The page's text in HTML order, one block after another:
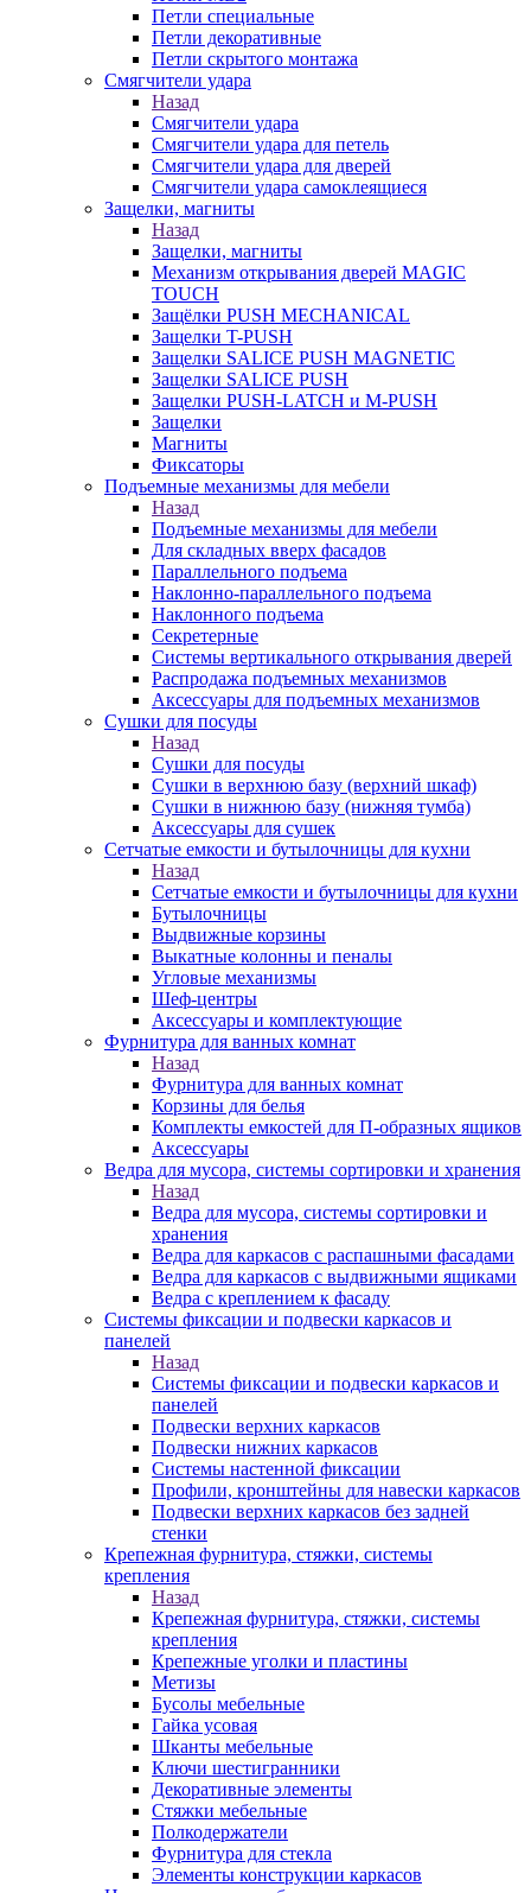
Петли специальные
Петли декоративные
Петли скрытого монтажа
Смягчители удара
Назад
Смягчители удара
Смягчители удара для петель
Смягчители удара для дверей
Cмягчители удара самоклеящиеся
Защелки, магниты
Назад
Защелки, магниты
Механизм открывания дверей MAGIC
TOUCH
Защёлки PUSH MECHANICAL
Защелки T-PUSH
Защелки SALICE PUSH MAGNETIC
Защелки SALICE PUSH
Защелки PUSH-LATCH и M-PUSH
Защелки
Магниты
Фиксаторы
Подъемные механизмы для мебели
Назад
Подъемные механизмы для мебели
Для складных вверх фасадов
Параллельного подъема
Наклонно-параллельного подъема
Наклонного подъема
Секретерные
Системы вертикального открывания дверей
Распродажа подъемных механизмов
Аксессуары для подъемных механизмов
Сушки для посуды
Назад
Сушки для посуды
Сушки в верхнюю базу (верхний шкаф)
Сушки в нижнюю базу (нижняя тумба)
Аксессуары для сушек
Сетчатые емкости и бутылочницы для кухни
Назад
Сетчатые емкости и бутылочницы для кухни
Бутылочницы
Выдвижные корзины
Выкатные колонны и пеналы
Угловые механизмы
Шеф-центры
Аксессуары и комплектующие
Фурнитура для ванных комнат
Назад
Фурнитура для ванных комнат
Корзины для белья
Комплекты емкостей для П-образных ящиков
Аксессуары
Ведра для мусора, системы сортировки и хранения
Назад
Ведра для мусора, системы сортировки и
хранения
Ведра для каркасов с распашными фасадами
Ведра для каркасов с выдвижными ящиками
Ведра с креплением к фасаду
Системы фиксации и подвески каркасов и
панелей
Назад
Системы фиксации и подвески каркасов и
панелей
Подвески верхних каркасов
Подвески нижних каркасов
Системы настенной фиксации
Профили, кронштейны для навески каркасов
Подвески верхних каркасов без задней
стенки
Крепежная фурнитура, стяжки, системы
крепления
Назад
Крепежная фурнитура, стяжки, системы
крепления
Крепежные уголки и пластины
Метизы
Бусолы мебельные
Гайка усовая
Шканты мебельные
Ключи шестигранники
Декоративные элементы
Стяжки мебельные
Полкодержатели
Фурнитура для стекла
Элементы конструкции каркасов